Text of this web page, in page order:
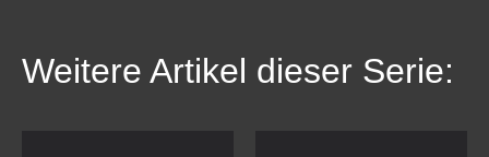
Weitere Artikel dieser Serie: